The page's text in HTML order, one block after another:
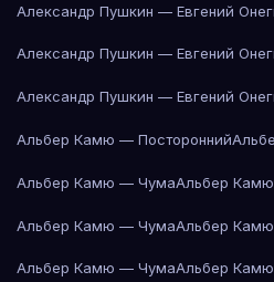
Александр Пушкин — Евгений
Александр Пушкин — Евгений
Александр Пушкин — Евгений
Альбер Камю — Посторонний
Альбер Камю — ЧумаАльбер
Альбер Камю — ЧумаАльбер
Альбер Камю — ЧумаАльбер